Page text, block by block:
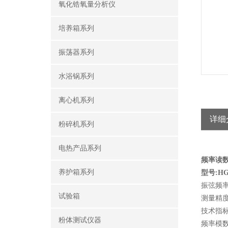
氧化锆氧量分析仪
培养箱系列
振荡器系列
水浴锅系列
离心机系列
粉碎机系列
电热产品系列
养护箱系列
试验箱
粉体测试仪器
详细
频率读
型号
振弦频
测量精
技术指
频率模